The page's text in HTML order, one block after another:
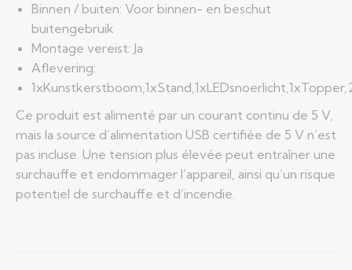
Binnen / buiten: Voor binnen- en beschut
buitengebruik
Montage vereist: Ja
Aflevering:
Ce produit est alimenté par un courant continu de 5 V,
mais la source d’alimentation USB certifiée de 5 V n’est
pas incluse. Une tension plus élevée peut entraîner une
surchauffe et endommager l’appareil, ainsi qu’un risque
potentiel de surchauffe et d’incendie.